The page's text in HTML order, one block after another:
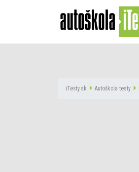
iTesty.sk Autoškola testy